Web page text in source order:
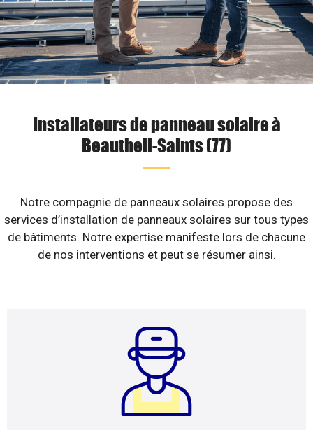
Installateurs de panneau solaire à
Beautheil-Saints (77)
Notre compagnie de panneaux solaires propose des
services d’installation de panneaux solaires sur tous types
de bâtiments. Notre expertise manifeste lors de chacune
de nos interventions et peut se résumer ainsi.